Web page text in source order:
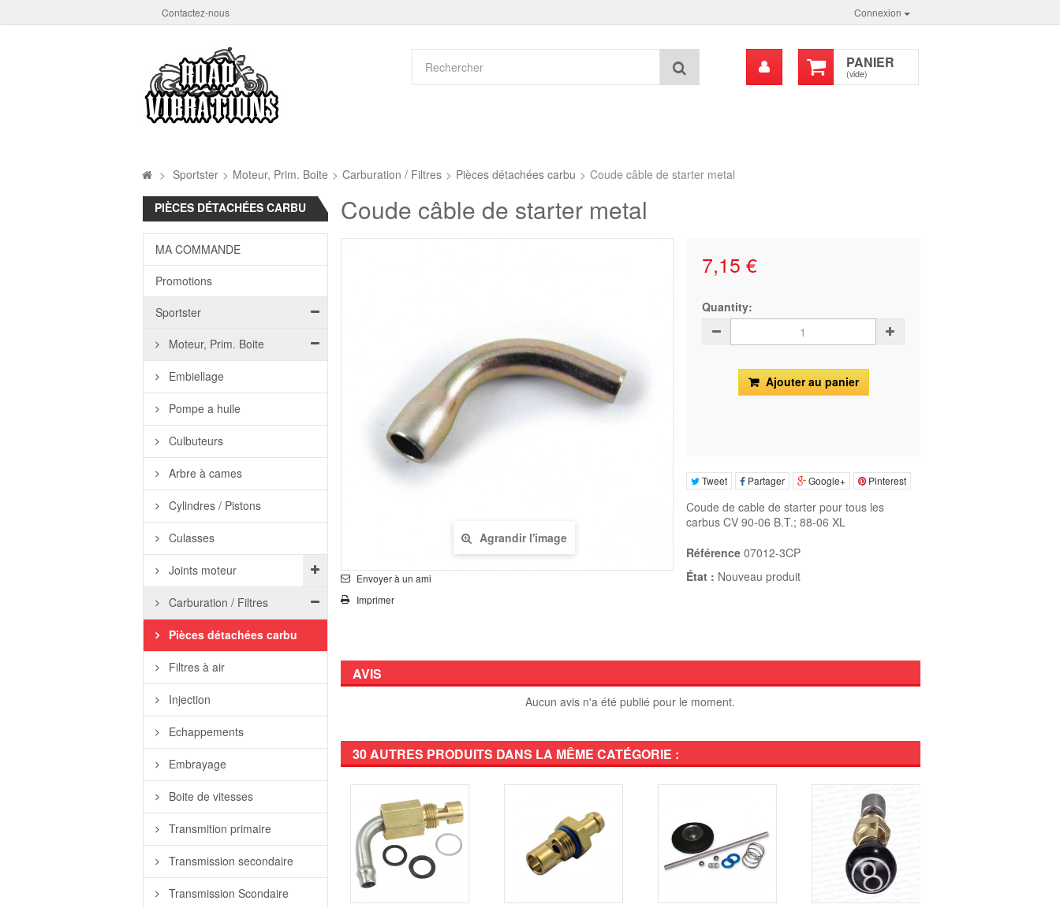
Connexion
Contactez-nous
PANIER
(vide)
Mon
compte
> Sportster > Moteur, Prim. Boite > Carburation / Filtres > Pièces détachées carbu > Coude câble de starter metal
PIÈCES DÉTACHÉES CARBU
MA COMMANDE
Promotions
Sportster
Moteur, Prim. Boite
Embiellage
Pompe a huile
Culbuteurs
Arbre à cames
Cylindres / Pistons
Culasses
Joints moteur
Carburation / Filtres
Pièces détachées carbu
Filtres à air
Injection
Echappements
Embrayage
Boite de vitesses
Transmition primaire
Transmission secondaire
Transmission Scondaire
Coude câble de starter metal
Agrandir l'image
Envoyer à un ami
Imprimer
7,15 €
Quantity:
Ajouter au panier
Tweet Partager Google+ Pinterest
Coude de cable de starter pour tous les
carbus CV 90-06 B.T.; 88-06 XL
Référence 07012-3CP
État : Nouveau produit
AVIS
Aucun avis n'a été publié pour le moment.
30 AUTRES PRODUITS DANS LA MÊME CATÉGORIE :